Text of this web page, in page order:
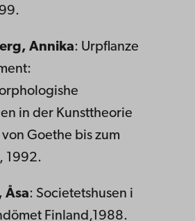
Annika: Urpflanze
in der Kunsttheorie
Goethe bis zum
1992.
Åsa: Societetshusen i
Finland,1988.